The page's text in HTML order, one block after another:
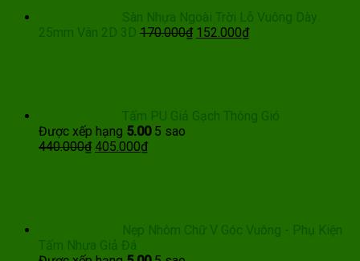
Sàn Nhựa Ngoài Trời Lỗ Vuông Dày
25mm Vân 2D 3D 170.000₫ Giá
152.000₫Giá
Tấm PU Giả Gạch Thông Gió
Được xếp hạng 5.005 sao
440.000₫ Giá
405.000₫Giá
Nẹp Nhôm Chữ V Góc Vuông - Phụ Kiện
Tấm Nhựa Giả Đá